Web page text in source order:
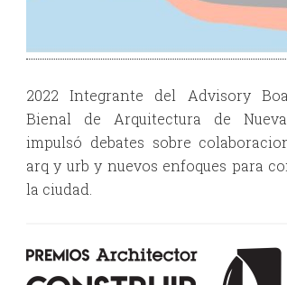
2022 Integrante del Advisory
Bienal de Arquitectura de
impulsó debates sobre
arq y urb y nuevos enfoques para
la ciudad.